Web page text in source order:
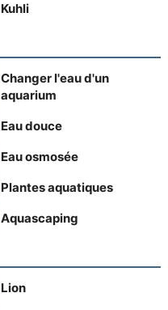
Kuhli
Changer l'eau d'un
aquarium
Eau douce
Eau osmosée
Plantes aquatiques
Aquascaping
Lion